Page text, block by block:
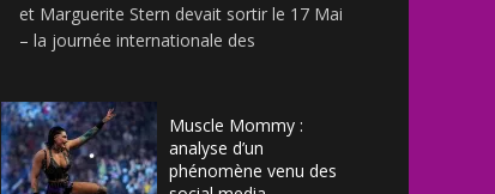
et Marguerite Stern devait sortir le 17 Mai
– la journée internationale des
Muscle Mommy :
analyse d’un
phénomène venu des